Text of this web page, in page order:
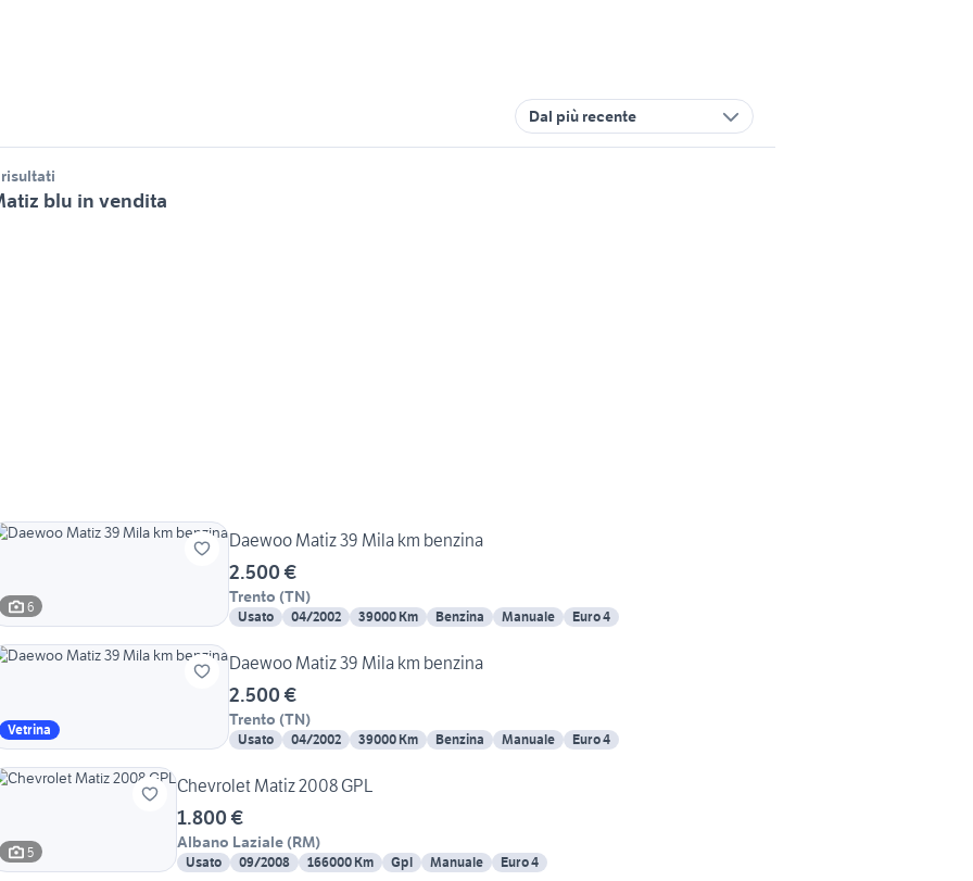
Dal più recente
blu in vendita
6
Daewoo Matiz 39 Mila km benzina
2.500 €
Trento (TN)
Usato 04/2002 39000 Km Benzina Manuale Euro 4
Vetrina
Daewoo Matiz 39 Mila km benzina
2.500 €
Trento (TN)
Usato 04/2002 39000 Km Benzina Manuale Euro 4
5
Chevrolet Matiz 2008 GPL
1.800 €
Albano Laziale (RM)
Usato 09/2008 166000 Km Gpl Manuale Euro 4